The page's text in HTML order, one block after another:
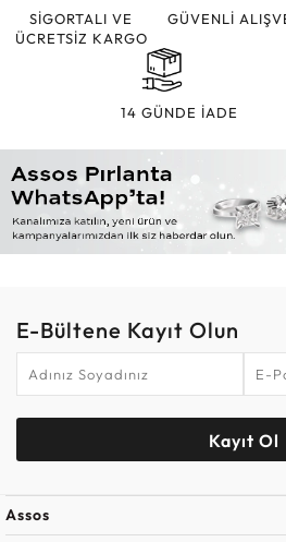
SİGORTALI VE
ÜCRETSİZ KARGO
GÜVENLİ
14 GÜNDE İADE
E-Bültene Kayıt Olun
Kayıt Ol
Assos